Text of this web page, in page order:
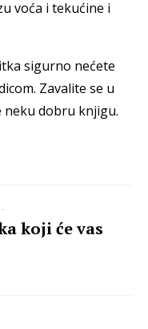
voća i tekućine i
sigurno nećete
Zavalite se u
dobru knjigu.
koji će vas